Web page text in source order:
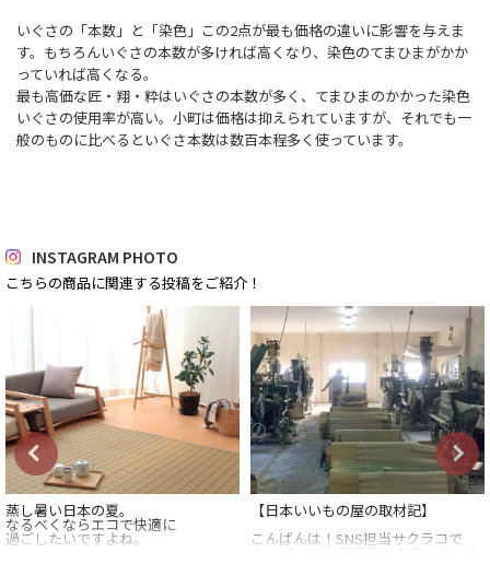
いぐさの「本数」と「染色」この2点が最も価格の違いに影響を与えま
す。もちろんいぐさの本数が多ければ高くなり、染色のてまひまがかか
っていれば高くなる。
最も高価な匠・翔・粋はいぐさの本数が多く、てまひまのかかった染色
いぐさの使用率が高い。小町は価格は抑えられていますが、それでも一
般のものに比べるといぐさ本数は数百本程多く使っています。
INSTAGRAM PHOTO
こちらの商品に関連する投稿をご紹介！
蒸し暑い日本の夏。
なるべくならエコで快適に
過ごしたいですよね。
【日本いいもの屋の取材記】
こんばんは！SNS担当サクラコで
す。(すっかり名乗るのを忘れていま